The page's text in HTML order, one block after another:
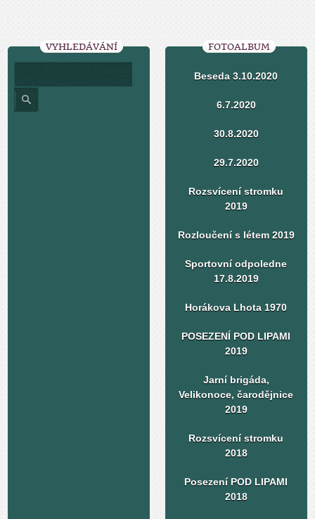
VYHLEDÁVÁNÍ FOTOALBUM
Beseda 3.10.2020
6.7.2020
30.8.2020
29.7.2020
Rozsvícení stromku
2019
Rozloučení s létem 2019
Sportovní odpoledne
17.8.2019
Horákova Lhota 1970
POSEZENÍ POD LIPAMI
2019
Jarní brigáda,
Velikonoce, čarodějnice
2019
Rozsvícení stromku
2018
Posezení POD LIPAMI
2018